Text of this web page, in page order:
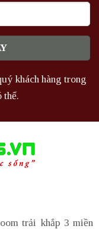
khách hàng trong
thể.
trải khắp 3 miền